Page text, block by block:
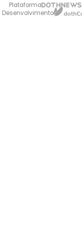
Plataforma
Desenvolvimento